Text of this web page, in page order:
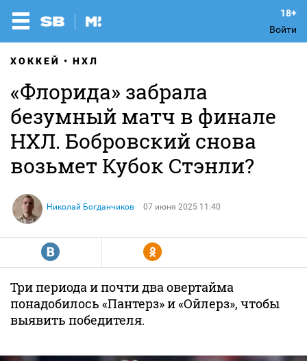
Войти
ХОККЕЙ НХЛ
«Флорида» забрала
безумный матч в финале
НХЛ. Бобровский снова
возьмет Кубок Стэнли?
Николай Богданчиков 07 июня 2025 11:40
R Y
Три периода и почти два овертайма
понадобилось «Пантерз» и «Ойлерз», чтобы
выявить победителя.